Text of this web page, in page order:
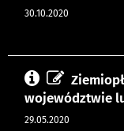
30.10.2020
województwie
29.05.2020